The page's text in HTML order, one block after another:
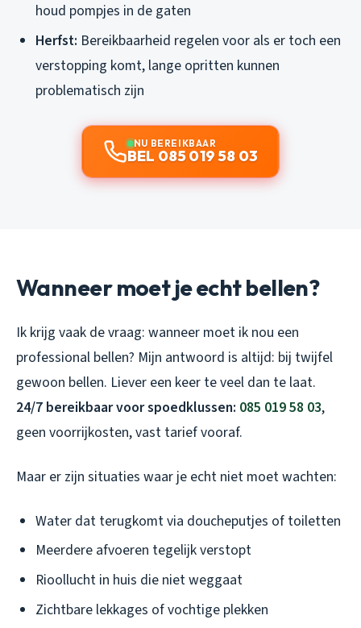
houd pompjes in de gaten
Herfst: Bereikbaarheid regelen voor als er toch een
verstopping komt, lange opritten kunnen
problematisch zijn
NU BEREIKBAAR
BEL 085 019 58 03
Wanneer moet je echt bellen?
Ik krijg vaak de vraag: wanneer moet ik nou een
professional bellen? Mijn antwoord is altijd: bij twijfel
gewoon bellen. Liever een keer te veel dan te laat.
24/7 bereikbaar voor spoedklussen: 085 019 58 03,
geen voorrijkosten, vast tarief vooraf.
Maar er zijn situaties waar je echt niet moet wachten:
Water dat terugkomt via doucheputjes of toiletten
Meerdere afvoeren tegelijk verstopt
Rioollucht in huis die niet weggaat
Zichtbare lekkages of vochtige plekken